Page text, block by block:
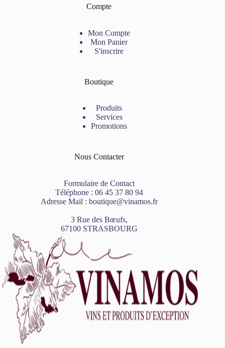
Compte
Mon Compte
Mon Panier
S'inscrire
Boutique
Produits
Services
Promotions
Nous Contacter
Formulaire de Contact
Téléphone : 06 45 37 80 94
Adresse Mail : boutique@vinamos.fr
3 Rue des Bœufs,
67100 STRASBOURG